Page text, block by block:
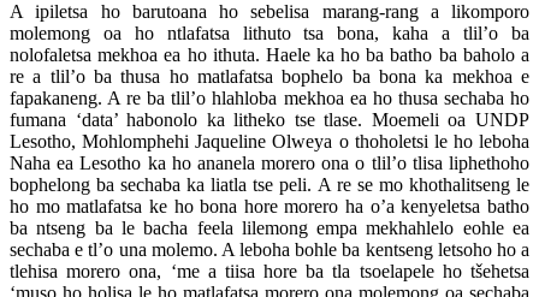
A ipiletsa ho barutoana ho sebelisa marang-rang a likomporo
molemong oa ho ntlafatsa lithuto tsa bona, kaha a tlil’o ba
nolofaletsa mekhoa ea ho ithuta. Haele ka ho ba batho ba baholo a
re a tlil’o ba thusa ho matlafatsa bophelo ba bona ka mekhoa e
fapakaneng. A re ba tlil’o hlahloba mekhoa ea ho thusa sechaba ho
fumana ‘data’ habonolo ka litheko tse tlase. Moemeli oa UNDP
Lesotho, Mohlomphehi Jaqueline Olweya o thoholetsi le ho leboha
Naha ea Lesotho ka ho ananela morero ona o tlil’o tlisa liphethoho
bophelong ba sechaba ka liatla tse peli. A re se mo khothalitseng le
ho mo matlafatsa ke ho bona hore morero ha o’a kenyeletsa batho
ba ntseng ba le bacha feela lilemong empa mekhahlelo eohle ea
sechaba e tl’o una molemo. A leboha bohle ba kentseng letsoho ho a
tlehisa morero ona, ‘me a tiisa hore ba tla tsoelapele ho tšehetsa